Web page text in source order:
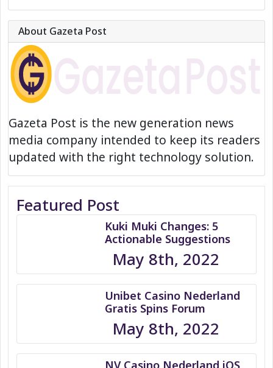
About Gazeta Post
Gazeta Post is the new generation news
media company intended to keep its readers
updated with the right technology solution.
Featured Post
Kuki Muki Changes: 5
Actionable Suggestions
May 8th, 2022
Unibet Casino Nederland
Gratis Spins Forum
May 8th, 2022
NV Casino Nederland iOS